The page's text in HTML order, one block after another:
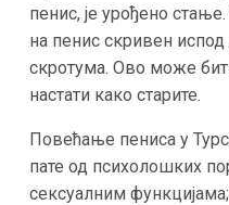
пенис, је урођено
на пенис скривен
скротума. Ово може
настати како старите.
Повећање пениса у
пате од психолошких
сексуалним